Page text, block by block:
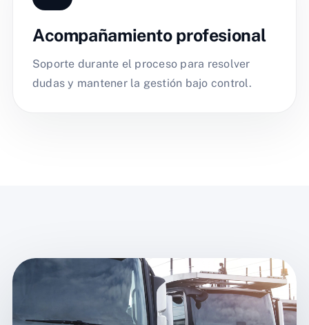
Acompañamiento profesional
Soporte durante el proceso para resolver
dudas y mantener la gestión bajo control.